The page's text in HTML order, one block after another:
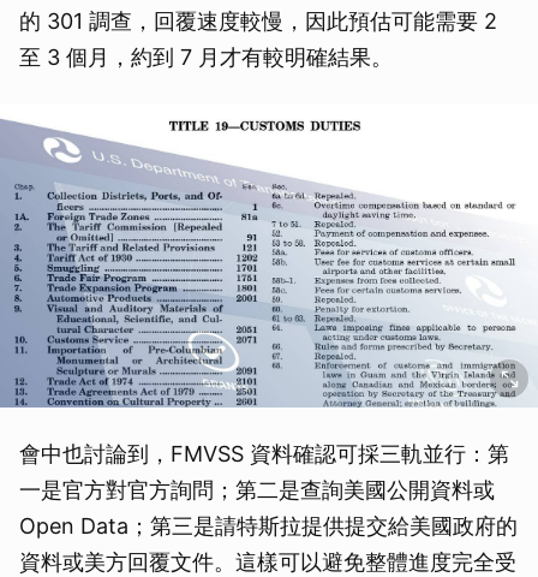
的 301 調查，回覆速度較慢，因此預估可能需要 2
至 3 個月，約到 7 月才有較明確結果。
會中也討論到，FMVSS 資料確認可採三軌並行：第
一是官方對官方詢問；第二是查詢美國公開資料或
Open Data；第三是請特斯拉提供提交給美國政府的
資料或美方回覆文件。這樣可以避免整體進度完全受